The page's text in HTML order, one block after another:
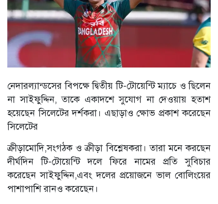
নেদারল্যান্ডসের বিপক্ষে দ্বিতীয় টি-টোয়েন্টি ম্যাচে ও ছিলেন
না সাইফুদ্দিন, তাকে একাদশে সুযোগ না দেওয়ায় হতাশ
হয়েছেন সিলেটের দর্শকরা। এছাড়াও ক্ষোভ প্রকাশ করেছেন
সিলেটের
ক্রীড়ামোদি,সংগঠক ও ক্রীড়া বিশ্লেষকরা। তারা মনে করছেন
দীর্ঘদিন টি-টোয়েন্টি দলে ফিরে নামের প্রতি সুবিচার
করেছেন সাইফুদ্দিন,এবং দলের প্রয়োজনে ভাল বোলিংয়ের
পাশাপাশি রানও করেছেন।